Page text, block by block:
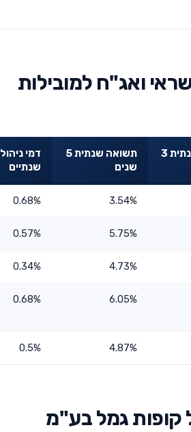
ואג"ח למובילות
תשואה שנתית 3
תשואה שנתית 5
שנים
דמי ניהול
שנתיים
3.54%
0.68%
5.75%
0.57%
4.73%
0.34%
6.05%
0.68%
4.87%
0.5%
קופות גמל בע"מ